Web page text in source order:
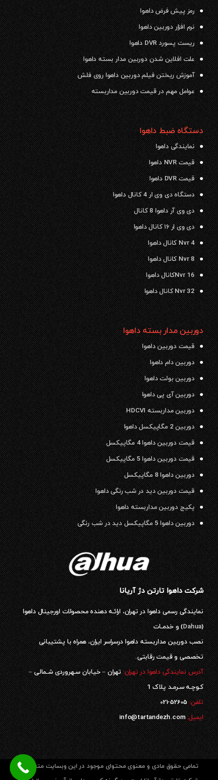
رمز پیش فرض داهوا
نرم افزار دوربین داهوا
ریست پسورد DVR داهوا
علت افلاین شدن دوربین مدار بسته داهوا
آموزش ریختن فیلم دوربین داهوا روی فلش
عوامل مهم در قیمت دوربین مداربسته
دستگاه ضبط داهوا
نمایندگی داهوا
قیمت NVR داهوا
قیمت DVR داهوا
دستگاه دی وی ار 4 کانال داهوا
دی وی آر داهوا 8 کانال
دی وی ار ۱۶ کانال داهوا
Nvr 4 کانال داهوا
Nvr 8 کانال داهوا
Nvr 16کانال داهوا
Nvr 32 کانال داهوا
دوربین مدار بسته داهوا
قیمت دوربین داهوا
دوربین دام داهوا
دوربین بولت داهوا
دوربین آی پی داهوا
دوربین مداربسته HDCVI
دوربین 2 مگاپیکسل داهوا
قیمت دوربین داهوا 4 مگاپیکسل
قیمت دوربین داهوا 5 مگاپیکسل
دوربین داهوا 8 مگاپیکسل
قیمت دوربین دید در شب رنگی داهوا
پکیج دوربین مداربسته داهوا
دوربین داهوا 5 مگاپیکسل دید در شب رنگی
شرکت داهوا تارتن دژ آریانا
نمایندگی رسمی داهوا در تهران، ارائـه دهنده محصولات اورجینال داهوا
(
Dahua) و خدمـات
نصب دوربین مداربسته داهوا درسراسر ایران، همراه با پشتیبانی
تخصصی و قیمت رقابتی.
آدرس نمایندگی داهوا در تهران:تهران – خیابان سـهروردی شـمالی –
کـوچـه سـرمـد پلاک 1
تلفن:52605-021
ایمیل:info@tartandezh.com
تمامی حقوق مادی و معنوی محتوای موجود در این وبسایت متعلق به